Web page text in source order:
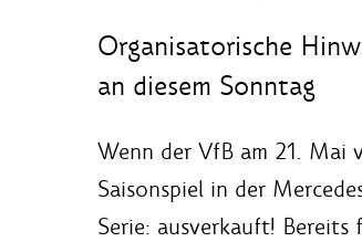
Organisatorische
an diesem Sonntag
Wenn der VfB am 21. Mai
Saisonspiel in der
Serie: ausverkauft!